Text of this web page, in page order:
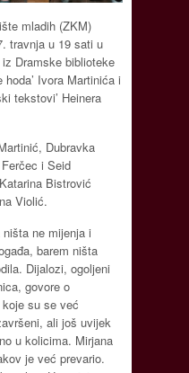
mladih (ZKM)
travnja u 19 sati u
Dramske biblioteke
Ivora Martinića i
tekstovi’ Heinera
Dubravka
i Seid
Bistrović
Violić.
ne mijenja i
barem ništa
Dijalozi, ogoljeni
govore o
su se već
ali još uvijek
u kolicima. Mirjana
je već prevario.